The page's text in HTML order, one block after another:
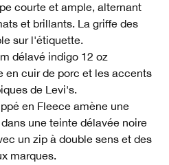
courte et ample, alternant
et brillants. La griffe des
sur l'étiquette.
délavé indigo 12 oz
en cuir de porc et les accents
de Levi's.
en Fleece amène une
une teinte délavée noire
un zip à double sens et des
marques.